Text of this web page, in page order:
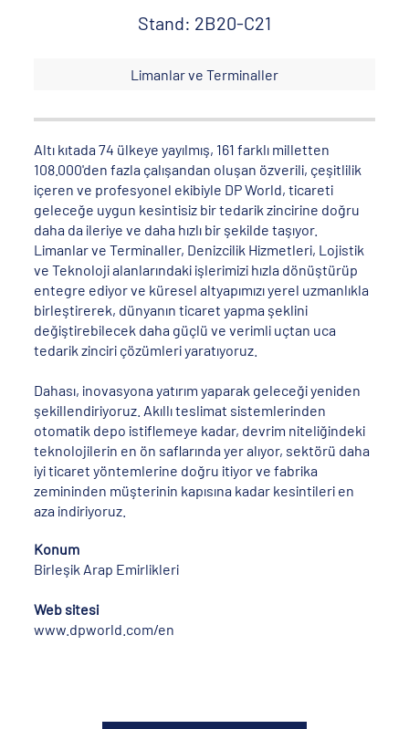
Stand: 2B20-C21
Limanlar ve Terminaller
Altı kıtada 74 ülkeye yayılmış, 161 farklı milletten
108.000'den fazla çalışandan oluşan özverili, çeşitlilik
içeren ve profesyonel ekibiyle DP World, ticareti
geleceğe uygun kesintisiz bir tedarik zincirine doğru
daha da ileriye ve daha hızlı bir şekilde taşıyor.
Limanlar ve Terminaller, Denizcilik Hizmetleri, Lojistik
ve Teknoloji alanlarındaki işlerimizi hızla dönüştürüp
entegre ediyor ve küresel altyapımızı yerel uzmanlıkla
birleştirerek, dünyanın ticaret yapma şeklini
değiştirebilecek daha güçlü ve verimli uçtan uca
tedarik zinciri çözümleri yaratıyoruz.
Dahası, inovasyona yatırım yaparak geleceği yeniden
şekillendiriyoruz. Akıllı teslimat sistemlerinden
otomatik depo istiflemeye kadar, devrim niteliğindeki
teknolojilerin en ön saflarında yer alıyor, sektörü daha
iyi ticaret yöntemlerine doğru itiyor ve fabrika
zemininden müşterinin kapısına kadar kesintileri en
aza indiriyoruz.
Konum
Birleşik Arap Emirlikleri
Web sitesi
www.dpworld.com/en